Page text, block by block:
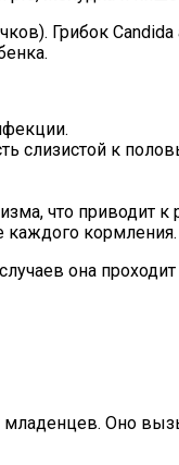
Грибок
слизистой к
что приводит
каждого кормления.
она
младенцев. Оно